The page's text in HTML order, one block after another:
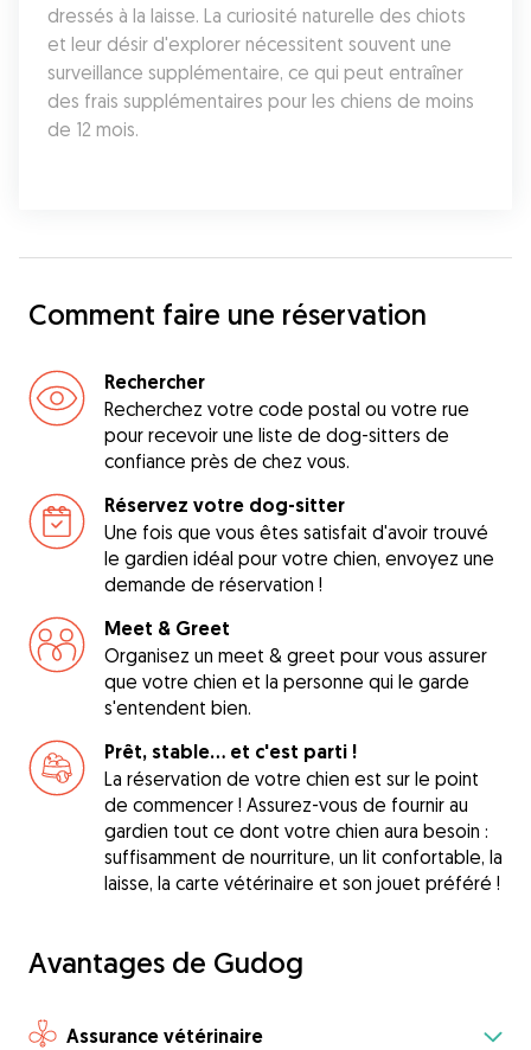
dressés à la laisse. La curiosité naturelle des chiots
et leur désir d'explorer nécessitent souvent une
surveillance supplémentaire, ce qui peut entraîner
des frais supplémentaires pour les chiens de moins
de 12 mois.
Comment faire une réservation
Rechercher
Recherchez votre code postal ou votre rue
pour recevoir une liste de dog-sitters de
confiance près de chez vous.
Réservez votre dog-sitter
Une fois que vous êtes satisfait d'avoir trouvé
le gardien idéal pour votre chien, envoyez une
demande de réservation !
Meet & Greet
Organisez un meet & greet pour vous assurer
que votre chien et la personne qui le garde
s'entendent bien.
Prêt, stable... et c'est parti !
La réservation de votre chien est sur le point
de commencer ! Assurez-vous de fournir au
gardien tout ce dont votre chien aura besoin :
suffisamment de nourriture, un lit confortable, la
laisse, la carte vétérinaire et son jouet préféré !
Avantages de Gudog
Assurance vétérinaire